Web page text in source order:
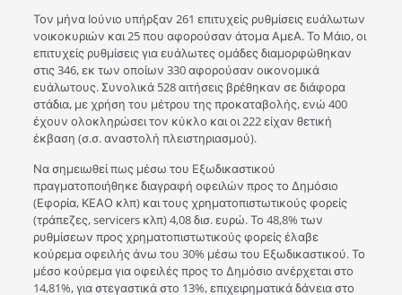
Τον μήνα Ιούνιο υπήρξαν 261 επιτυχείς ρυθμίσεις ευάλωτων
νοικοκυριών και 25 που αφορούσαν άτομα ΑμεΑ. Το Μάιο, οι
επιτυχείς ρυθμίσεις για ευάλωτες ομάδες διαμορφώθηκαν
στις 346, εκ των οποίων 330 αφορούσαν οικονομικά
ευάλωτους. Συνολικά 528 αιτήσεις βρέθηκαν σε διάφορα
στάδια, με χρήση του μέτρου της προκαταβολής, ενώ 400
έχουν ολοκληρώσει τον κύκλο και οι 222 είχαν θετική
έκβαση (σ.σ. αναστολή πλειστηριασμού).
Να σημειωθεί πως μέσω του Εξωδικαστικού
πραγματοποιήθηκε διαγραφή οφειλών προς το Δημόσιο
(Εφορία, ΚΕΑΟ κλπ) και τους χρηματοπιστωτικούς φορείς
(τράπεζες, servicers κλπ) 4,08 δισ. ευρώ. Το 48,8% των
ρυθμίσεων προς χρηματοπιστωτικούς φορείς έλαβε
κούρεμα οφειλής άνω του 30% μέσω του Εξωδικαστικού. Το
μέσο κούρεμα για οφειλές προς το Δημόσιο ανέρχεται στο
14,81%, για στεγαστικά στο 13%, επιχειρηματικά δάνεια στο